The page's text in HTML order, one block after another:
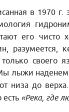
в 1970 г.
его чисто
разумеется,
своего
лыжи
низа до верха.
есть «Река, где